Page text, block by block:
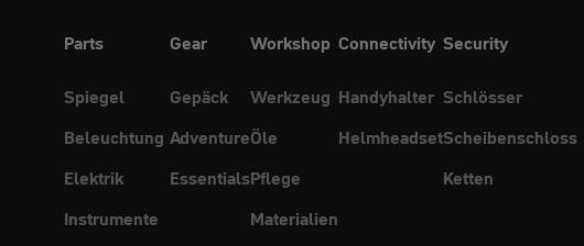
Parts
Spiegel
Beleuchtung
Elektrik
Instrumente
Gear
Gepäck
Adventure
Essentials
Workshop
Werkzeug
Öle
Pflege
Materialien
Connectivity
Handyhalter
Helmheadset
Security
Schlösser
Scheibenschloss
Ketten